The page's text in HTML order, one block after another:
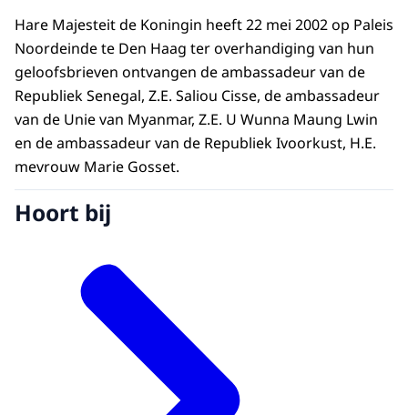
Hare Majesteit de Koningin heeft 22 mei 2002 op Paleis
Noordeinde te Den Haag ter overhandiging van hun
geloofsbrieven ontvangen de ambassadeur van de
Republiek Senegal, Z.E. Saliou Cisse, de ambassadeur
van de Unie van Myanmar, Z.E. U Wunna Maung Lwin
en de ambassadeur van de Republiek Ivoorkust, H.E.
mevrouw Marie Gosset.
Hoort bij